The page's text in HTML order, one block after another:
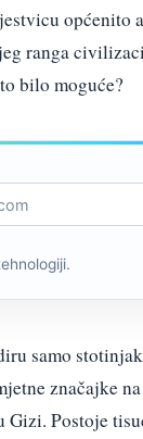
ranga
bilo moguće?
samo
značajke
Postoje